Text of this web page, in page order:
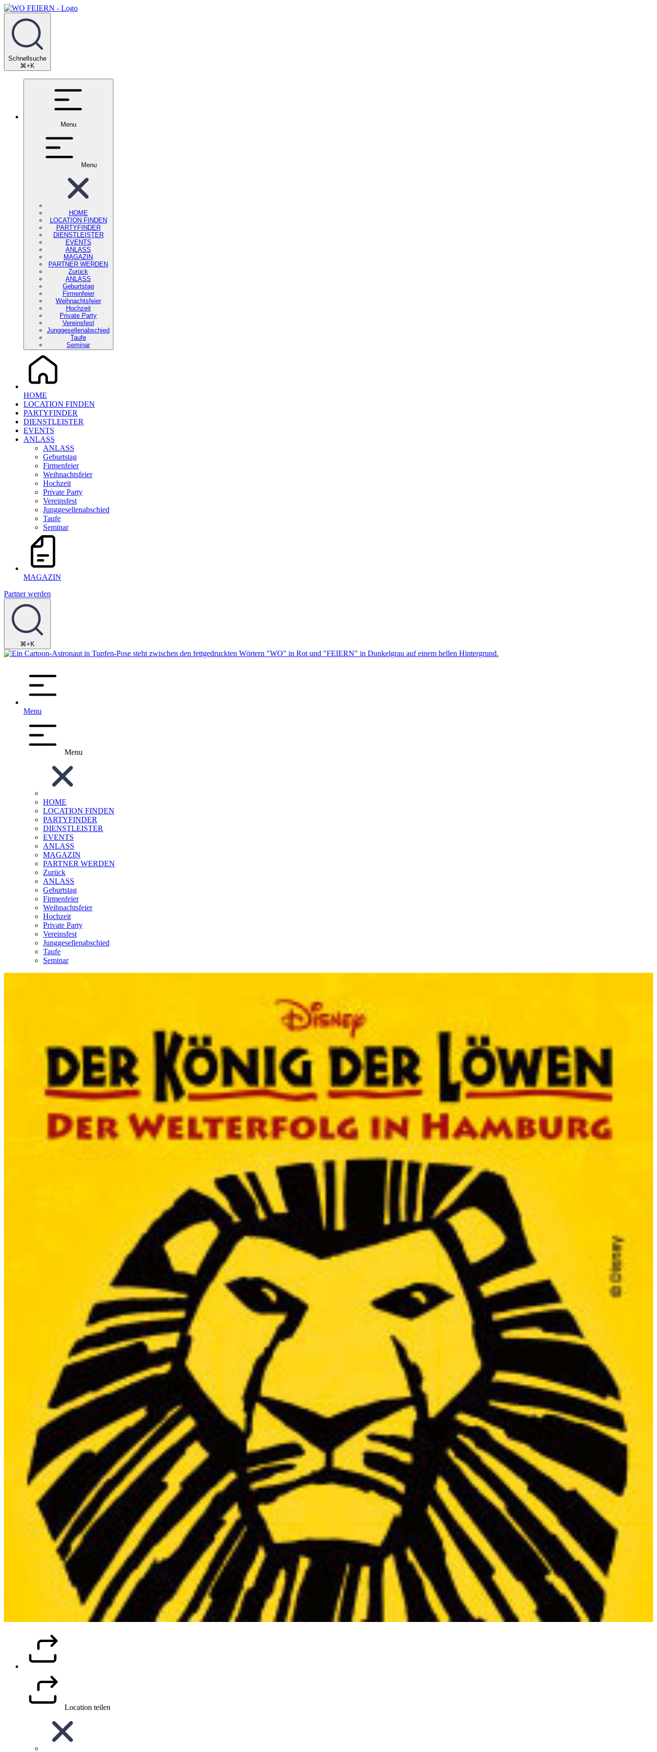
Schnellsuche
⌘+K
Menu
Menu
HOME
LOCATION FINDEN
PARTYFINDER
DIENSTLEISTER
EVENTS
ANLASS
MAGAZIN
PARTNER WERDEN
Zurück
ANLASS
Geburtstag
Firmenfeier
Weihnachtsfeier
Hochzeit
Private Party
Vereinsfest
Junggesellenabschied
Taufe
Seminar
HOME
LOCATION FINDEN
PARTYFINDER
DIENSTLEISTER
EVENTS
ANLASS
ANLASS
Geburtstag
Firmenfeier
Weihnachtsfeier
Hochzeit
Private Party
Vereinsfest
Junggesellenabschied
Taufe
Seminar
MAGAZIN
Partner werden
⌘+K
Menu
Menu
HOME
LOCATION FINDEN
PARTYFINDER
DIENSTLEISTER
EVENTS
ANLASS
MAGAZIN
PARTNER WERDEN
Zurück
ANLASS
Geburtstag
Firmenfeier
Weihnachtsfeier
Hochzeit
Private Party
Vereinsfest
Junggesellenabschied
Taufe
Seminar
Location teilen